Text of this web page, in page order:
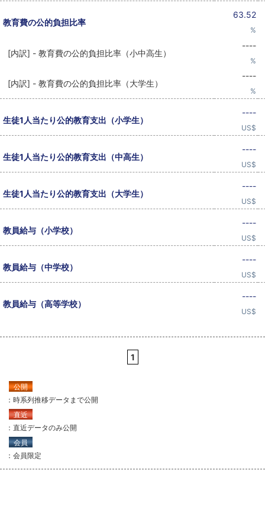
教育費の公的負担比率
63.52
%
[内訳] - 教育費の公的負担比率（小中高生）
----
%
[内訳] - 教育費の公的負担比率（大学生）
----
%
生徒1人当たり公的教育支出（小学生）
----
US$
生徒1人当たり公的教育支出（中高生）
----
US$
生徒1人当たり公的教育支出（大学生）
----
US$
教員給与（小学校）
----
US$
教員給与（中学校）
----
US$
教員給与（高等学校）
----
US$
1
公開
：時系列推移データまで公開
直近
：直近データのみ公開
会員
：会員限定